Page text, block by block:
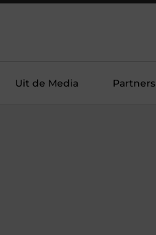
Uit de Media Partners